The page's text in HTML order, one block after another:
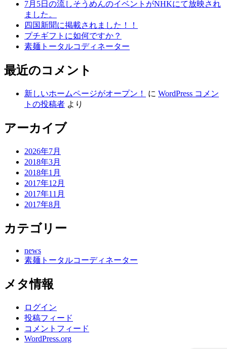
7月5日の流しそうめんのイベントがNHKにて放映され
ました。
四国新聞に掲載されました！！
プチギフトに如何ですか？
素麺トータルコディネーター
最近のコメント
新しいホームページがオープン！ に WordPress コメン
トの投稿者 より
アーカイブ
2026年7月
2018年3月
2018年1月
2017年12月
2017年11月
2017年8月
カテゴリー
news
素麺トータルコーディネーター
メタ情報
ログイン
投稿フィード
コメントフィード
WordPress.org